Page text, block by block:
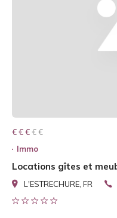
€ € € € €
€ € €
Immo
Locations gîtes et
L'ESTRECHURE, FR